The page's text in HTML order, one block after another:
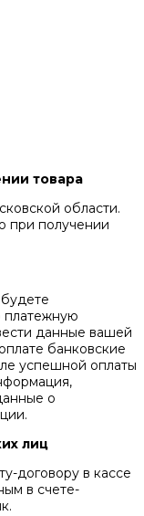
товара
области.
при получении
данные вашей
банковские
успешной оплаты
о
лиц
договору в кассе
в счете-